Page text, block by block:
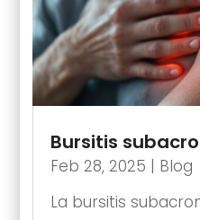
Bursitis
Feb 28, 2025 | Blog
La bursitis